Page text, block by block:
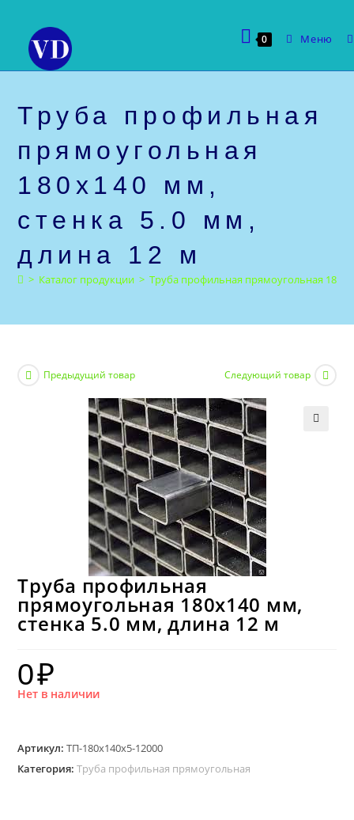
содержимому
0 Меню
Труба профильная
прямоугольная
180х140 мм,
стенка 5.0 мм,
длина 12 м
> Каталог продукции > Труба профильная прямоугольная
Предыдущий товар Следующий товар
Труба профильная
прямоугольная 180х140 мм,
стенка 5.0 мм, длина 12 м
0₽
Нет в наличии
Артикул:ТП-180х140х5-12000
Категория:Труба профильная прямоугольная